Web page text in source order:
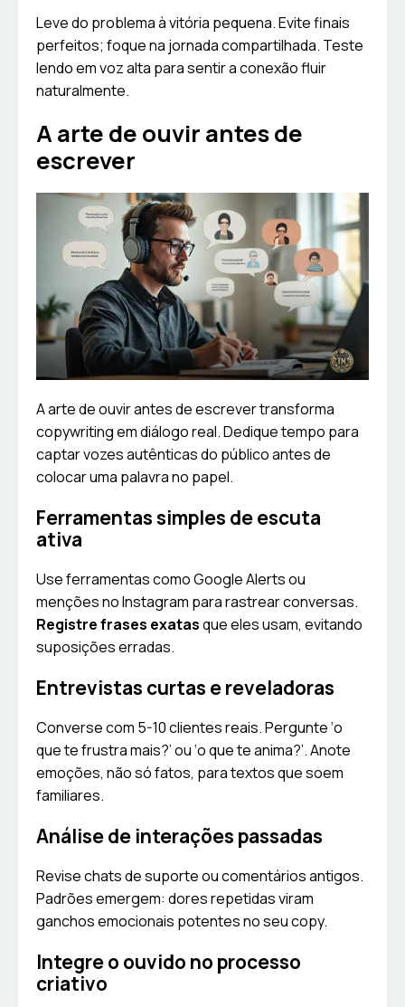
Leve do problema à vitória pequena. Evite finais
perfeitos; foque na jornada compartilhada. Teste
lendo em voz alta para sentir a conexão fluir
naturalmente.
A arte de ouvir antes de
escrever
A arte de ouvir antes de escrever transforma
copywriting em diálogo real. Dedique tempo para
captar vozes autênticas do público antes de
colocar uma palavra no papel.
Ferramentas simples de escuta
ativa
Use ferramentas como Google Alerts ou
menções no Instagram para rastrear conversas.
Registre frases exatasque eles usam, evitando
suposições erradas.
Entrevistas curtas e reveladoras
Converse com 5-10 clientes reais. Pergunte ‘o
que te frustra mais?’ ou ‘o que te anima?’. Anote
emoções, não só fatos, para textos que soem
familiares.
Análise de interações passadas
Revise chats de suporte ou comentários antigos.
Padrões emergem: dores repetidas viram
ganchos emocionais potentes no seu copy.
Integre o ouvido no processo
criativo